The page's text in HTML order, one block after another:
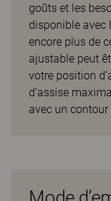
goûts et les
disponible avec
encore plus de
ajustable peut
votre position
d’assise
avec un